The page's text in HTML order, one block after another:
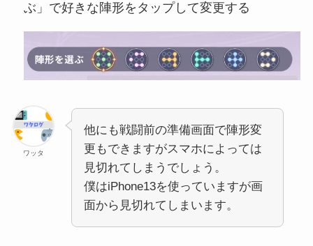
ぶ」で好きな陣形をタップして変更する
ワッタ
他にも戦闘前の準備画面で陣形変
更もできますがスマホによっては
見切れてしまうでしょう。
僕はiPhone13を使っていますが画
面から見切れてしまいます。